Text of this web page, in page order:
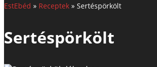
EstEbéd » Receptek » Sertéspörkölt
Sertéspörkölt